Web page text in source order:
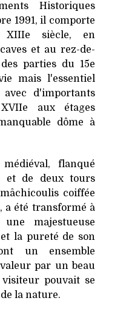
Historiques
1991, il comporte
XIIIe siècle, en
et au rez-de-
parties du 15e
mais l'essentiel
d'importants
aux étages
dôme à
flanqué
et de deux tours
coiffée
a été transformé à
majestueuse
la pureté de son
un ensemble
par un beau
pouvait se
la nature.